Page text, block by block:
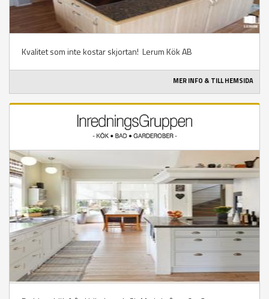
Kvalitet som inte kostar skjortan! Lerum Kök AB
MER INFO & TILL HEMSIDA